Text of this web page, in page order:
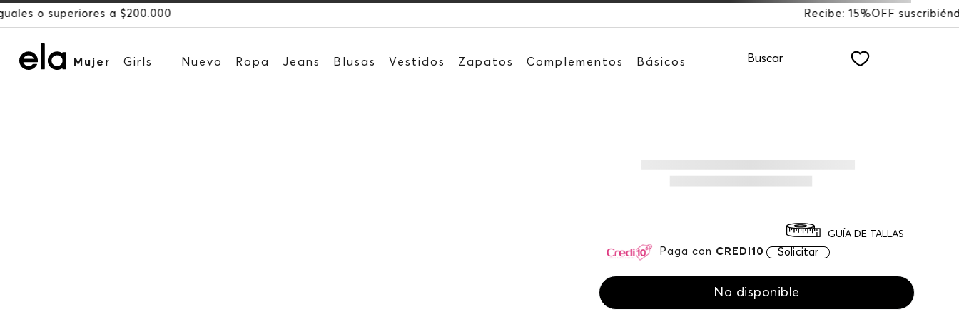
Recibe: 15%OFF suscribiéndote a nuestro NEWSLETTER
Mujer Girls Nuevo Ropa Jeans Blusas Vestidos Zapatos Complementos Básicos Buscar
Paga con CREDI10 Solicitar
GUÍA DE TALLAS
No disponible